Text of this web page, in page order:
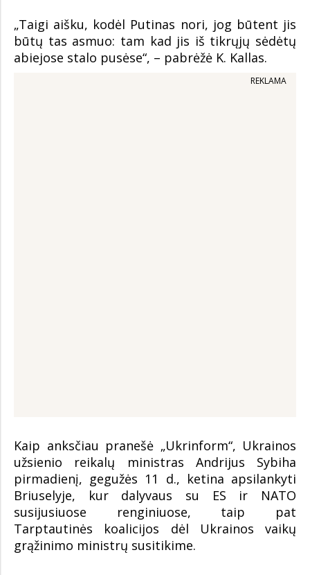
„Taigi aišku, kodėl Putinas nori, jog būtent jis
būtų tas asmuo: tam kad jis iš tikrųjų sėdėtų
abiejose stalo pusėse“, – pabrėžė K. Kallas.
REKLAMA
Kaip anksčiau pranešė „Ukrinform“, Ukrainos
užsienio reikalų ministras Andrijus Sybiha
pirmadienį, gegužės 11 d., ketina apsilankyti
Briuselyje, kur dalyvaus su ES ir NATO
susijusiuose renginiuose, taip pat
Tarptautinės koalicijos dėl Ukrainos vaikų
grąžinimo ministrų susitikime.